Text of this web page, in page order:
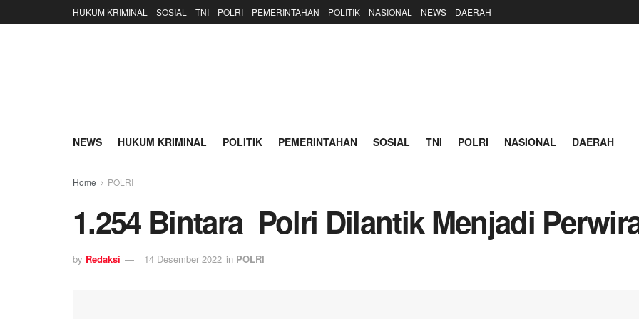
HUKUM KRIMINAL SOSIAL TNI POLRI PEMERINTAHAN POLITIK NASIONAL NEWS DAERAH
NEWS HUKUM KRIMINAL POLITIK PEMERINTAHAN SOSIAL TNI POLRI NASIONAL DAERAH
Home POLRI
1.254 Bintara Polri Dilantik Menjadi
by Redaksi 14 Desember 2022 in POLRI